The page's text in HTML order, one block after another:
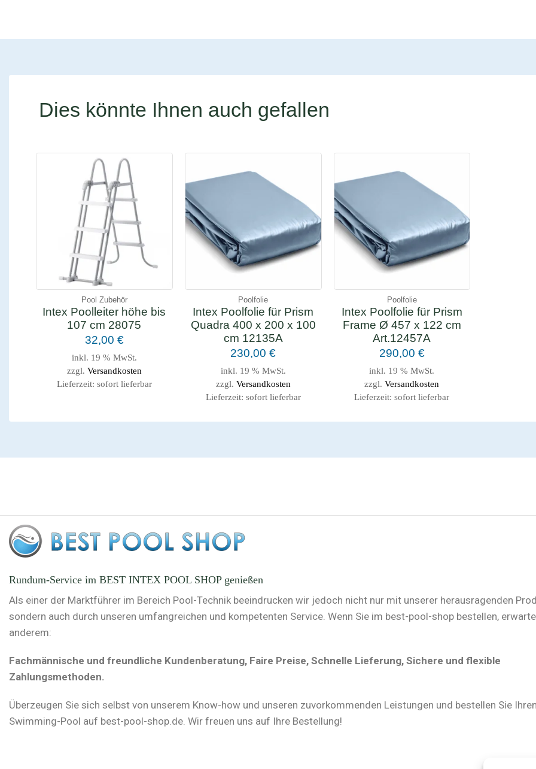
Dies könnte Ihnen auch gefallen
Pool Zubehör
Intex Poolleiter höhe bis
107 cm 28075
32,00 €
inkl. 19 % MwSt.
zzgl. Versandkosten
Lieferzeit: sofort lieferbar
Poolfolie
Intex Poolfolie für Prism
Quadra 400 x 200 x 100
cm 12135A
230,00€
inkl. 19 % MwSt.
zzgl. Versandkosten
Lieferzeit: sofort lieferbar
Poolfolie
Intex Poolfolie für Prism
Frame Ø 457 x 122 cm
Art.12457A
290,00 €
inkl. 19 % MwSt.
zzgl.Versandkosten
Lieferzeit:sofort lieferbar
Rundum-Service im BEST INTEX POOL SHOP genießen
Als einer der Marktführer im Bereich Pool-Technik beeindrucken wir jedoch nicht nur mit unserer herausragenden
sondern auch durch unseren umfangreichen und kompetenten Service. Wenn Sie im best-pool-shop bestellen,
anderem:
Fachmännische und freundliche Kundenberatung, Faire Preise, Schnelle Lieferung, Sichere und flexible
Zahlungsmethoden.
Überzeugen Sie sich selbst von unserem Know-how und unseren zuvorkommenden Leistungen und bestellen Sie
Swimming-Pool auf best-pool-shop.de. Wir freuen uns auf Ihre Bestellung!